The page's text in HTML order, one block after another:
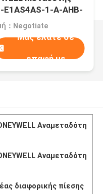
E1AS4AS-1-A-AHB-
：Negotiate
Μας ελάτε σε
επαφή με
Αναμεταδότη
Αναμεταδότη
διαφορικής πίεσης